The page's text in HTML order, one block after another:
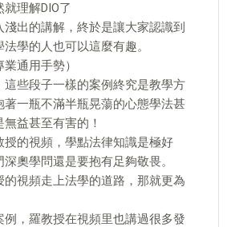
理解DIO了
出的講解，終於是讓大家認識到
學的人也可以這麼有趣。
業通用手勢）
這些段子一樣的案例終究是教學方
著一瓶不滿半瓶晃蕩的心態學法甚
益甚至有害的！
授的視頻，學點法律知識是極好
奧學問還是要抱有足夠敬畏。
的視頻走上法學的道路，那就更為
例，羅教授在視頻里也講過很多發